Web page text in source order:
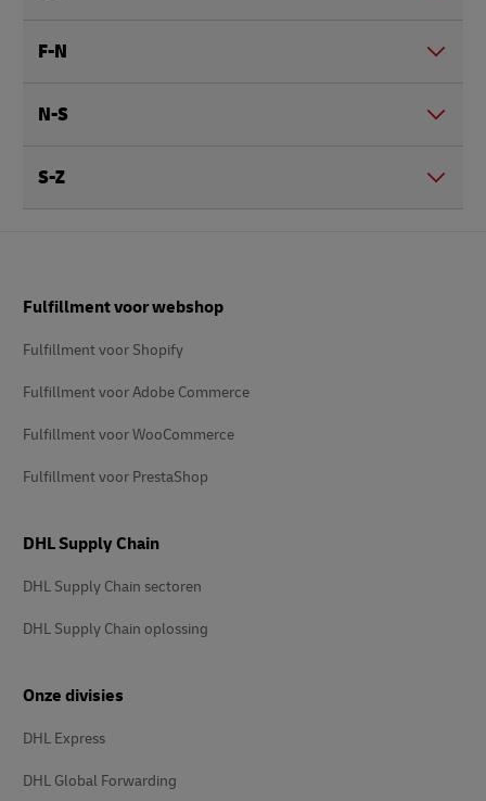
F-N
N-S
S-Z
Fulfillment voor webshop
Fulfillment voor Shopify
Fulfillment voor Adobe Commerce
Fulfillment voor WooCommerce
Fulfillment voor PrestaShop
DHL Supply Chain
DHL Supply Chain sectoren
DHL Supply Chain oplossing
Onze divisies
DHL Express
DHL Global Forwarding